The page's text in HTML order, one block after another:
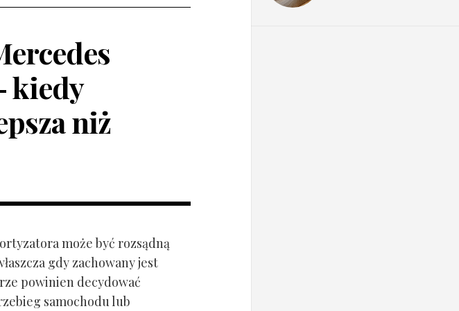
kiedy
niż
może być rozsądną
gdy zachowany jest
powinien decydować
samochodu lub